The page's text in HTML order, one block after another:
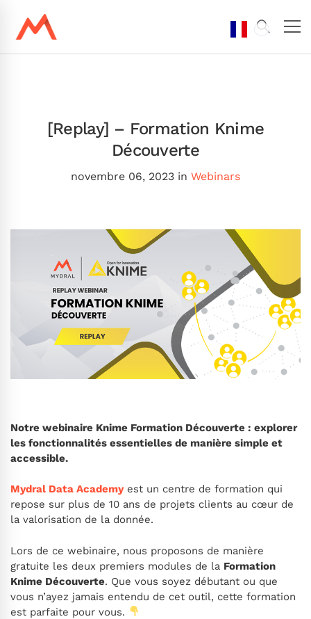
[Replay] – Formation Knime
Découverte
novembre 06, 2023 in Webinars
Notre webinaire Knime Formation Découverte : explorer
les fonctionnalités essentielles de manière simple et
accessible.
Mydral Data Academyest un centre de formation qui
repose sur plus de 10 ans de projets clients au cœur de
la valorisation de la donnée.
Lors de ce webinaire, nous proposons de manière
gratuite les deux premiers modules de la Formation
Knime Découverte. Que vous soyez débutant ou que
vous n’ayez jamais entendu de cet outil, cette formation
est parfaite pour vous.